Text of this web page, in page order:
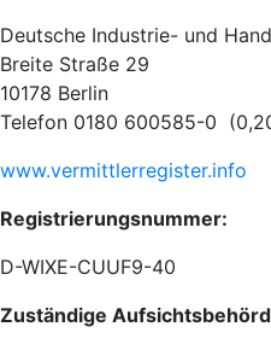
Deutsche Industrie- und
Breite Straße 29
10178 Berlin
Telefon 0180 600585-0
www.vermittlerregister.info
Registrierungsnummer:
D-WIXE-CUUF9-40
Zuständige